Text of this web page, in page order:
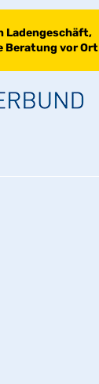
Ladengeschäft,
Beratung vor Ort